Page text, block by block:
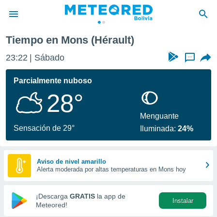
de
ha
que se
calidad.
a este
las
y
forma
digital
basada
Tiempo en Mons (Hérault)
23:22 Sábado ...
Parcialmente nuboso
28°
Sensación de 29°
Menguante
Iluminada:24%
Aviso de nivel amarillo
Alerta moderada por altas temperaturas en Mons hoy
¡Descarga GRATIS la app de
Meteored!
Instalar